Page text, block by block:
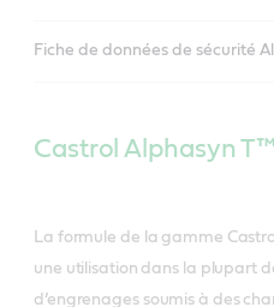
Fiche de données de sécurité
Castrol Alphasyn T™
La formule de la gamme
une utilisation dans la plupart
d’engrenages soumis à des